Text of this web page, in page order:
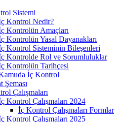
Sistemi
Kontrol Nedir?
Kontrolün Amaçları
Kontrolün Yasal Dayanakları
Kontrol Sisteminin Bileşenleri
Kontrolde Rol ve Sorumluluklar
Kontrolün Tarihçesi
İç Kontrol
Şeması
Çalışmaları
Kontrol Çalışmaları 2024
İç Kontrol Çalışmaları Formlar
Kontrol Çalışmaları 2025